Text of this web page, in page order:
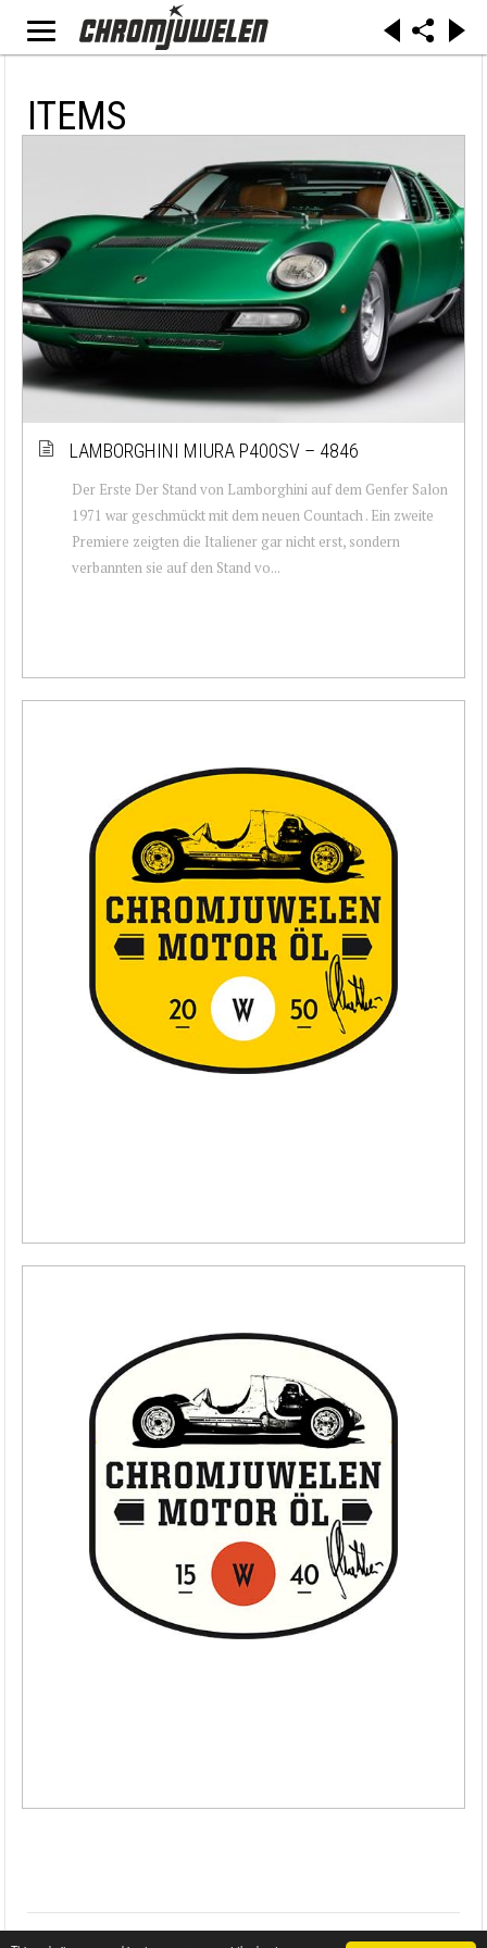
ITEMS
LAMBORGHINI MIURA P400SV – 4846
Der Erste Der Stand von Lamborghini auf dem Genfer Salon
1971 war geschmückt mit dem neuen Countach . Ein zweite
Premiere zeigten die Italiener gar nicht erst, sondern
verbannten sie auf den Stand vo...